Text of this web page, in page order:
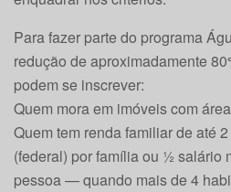
Para fazer parte do programa
redução de aproximadamente
podem se inscrever:
Quem mora em imóveis com
Quem tem renda familiar de até
(federal) por família ou ½ salário
pessoa — quando mais de 4